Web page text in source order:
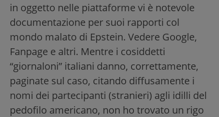
in oggetto nelle piattaforme vi è notevole
documentazione per suoi rapporti col
mondo malato di Epstein. Vedere Google,
Fanpage e altri. Mentre i cosiddetti
“giornaloni” italiani danno, correttamente,
paginate sul caso, citando diffusamente i
nomi dei partecipanti (stranieri) agli idilli del
pedofilo americano, non ho trovato un rigo